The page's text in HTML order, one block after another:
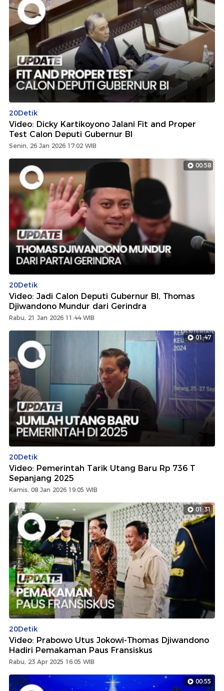
20Detik
Video: Dicky Kartikoyono Jalani Fit and Proper
Test Calon Deputi Gubernur BI
Senin, 26 Jan 2026 17:02 WIB
00:58
20Detik
Video: Jadi Calon Deputi Gubernur BI, Thomas
Djiwandono Mundur dari Gerindra
Rabu, 21 Jan 2026 11:44 WIB
01:47
20Detik
Video: Pemerintah Tarik Utang Baru Rp 736 T
Sepanjang 2025
Kamis, 08 Jan 2026 19:05 WIB
01:31
20Detik
Video: Prabowo Utus Jokowi-Thomas Djiwandono
Hadiri Pemakaman Paus Fransiskus
Rabu, 23 Apr 2025 16:05 WIB
00:55